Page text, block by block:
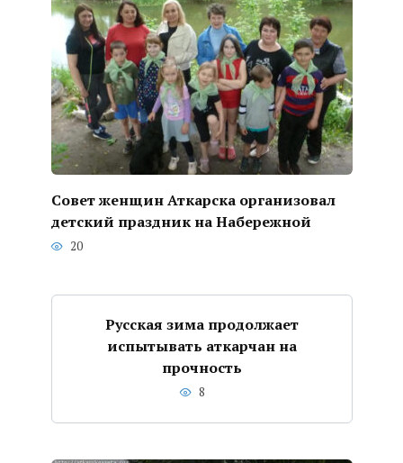
Совет женщин Аткарска организовал
детский праздник на Набережной
20
Русская зима продолжает
испытывать аткарчан на
прочность
8